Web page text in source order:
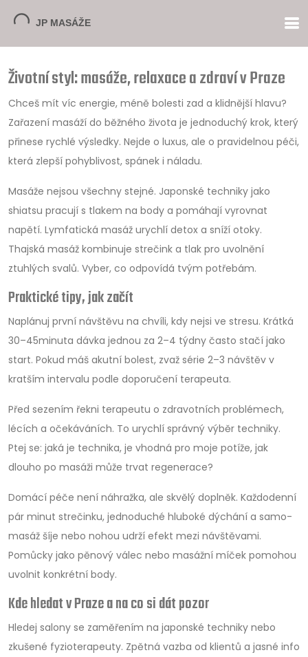
Životní styl: masáže, relaxace a zdraví v Praze
Chceš mít víc energie, méně bolesti zad a klidnější hlavu?
Zařazení masáží do běžného života je jednoduchý krok, který
přinese rychlé výsledky. Nejde o luxus, ale o pravidelnou péči,
která zlepší pohyblivost, spánek i náladu.
Masáže nejsou všechny stejné. Japonské techniky jako
shiatsu pracují s tlakem na body a pomáhají vyrovnat
napětí. Lymfatická masáž urychlí detox a sníží otoky.
Thajská masáž kombinuje strečink a tlak pro uvolnění
ztuhlých svalů. Vyber, co odpovídá tvým potřebám.
Praktické tipy, jak začít
Naplánuj první návštěvu na chvíli, kdy nejsi ve stresu. Krátká
30–45minuta dávka jednou za 2–4 týdny často stačí jako
start. Pokud máš akutní bolest, zvaž série 2–3 návštěv v
kratším intervalu podle doporučení terapeuta.
Před sezením řekni terapeutu o zdravotních problémech,
lécích a očekáváních. To urychlí správný výběr techniky.
Ptej se: jaká je technika, je vhodná pro moje potíže, jak
dlouho po masáži může trvat regenerace?
Domácí péče není náhražka, ale skvělý doplněk. Každodenní
pár minut strečinku, jednoduché hluboké dýchání a samo-
masáž šíje nebo nohou udrží efekt mezi návštěvami.
Pomůcky jako pěnový válec nebo masážní míček pomohou
uvolnit konkrétní body.
Kde hledat v Praze a na co si dát pozor
Hledej salony se zaměřením na japonské techniky nebo
zkušené fyzioterapeuty. Zpětná vazba od klientů a jasné info